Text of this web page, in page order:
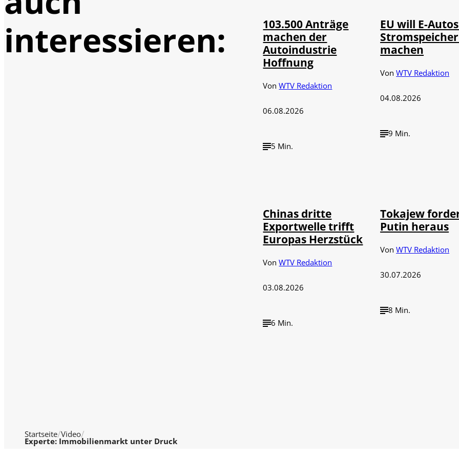
interessieren:
103.500 Anträge
machen der
Autoindustrie
Hoffnung
VonWTV Redaktion
06.08.2026
5 Min.
EU will E-
machen
VonWTV Redaktion
04.08.2026
9 Min.
Chinas dritte
Exportwelle trifft
Europas Herzstück
VonWTV Redaktion
03.08.2026
6 Min.
Tokajew
Putin heraus
VonWTV Redaktion
30.07.2026
8 Min.
Startseite Video
Experte: Immobilienmarkt unter Druck